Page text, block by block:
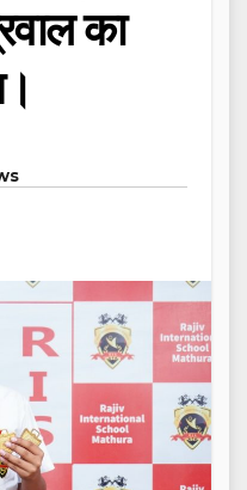
का